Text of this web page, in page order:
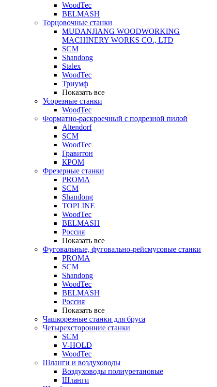
WoodTec
BELMASH
Торцовочные станки
MUDANJIANG WOODWORKING
MACHINERY WORKS CO., LTD
SCM
Shandong
Stalex
WoodTec
Триумф
Показать все
Усорезные станки
WoodTec
Форматно-раскроечный с подрезной пилой
Altendorf
SCM
WoodTec
Гравитон
КРОМ
Фрезерные станки
PROMA
SCM
Shandong
TOPLINE
WoodTec
BELMASH
Россия
Показать все
Фуговальные, фуговально-рейсмусовые станки
PROMA
SCM
Shandong
WoodTec
BELMASH
Россия
Показать все
Чашкорезные станки для бруса
Четырехсторонние станки
SCM
V-HOLD
WoodTec
Шланги и воздуховоды
Воздуховоды полиуретановые
Шланги